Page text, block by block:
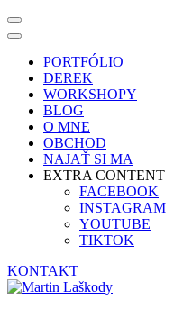
PORTFÓLIO
DEREK
WORKSHOPY
BLOG
O MNE
OBCHOD
NAJAŤ SI MA
EXTRA CONTENT
FACEBOOK
INSTAGRAM
YOUTUBE
TIKTOK
KONTAKT
Skočiť